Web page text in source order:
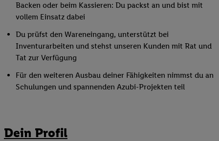
Backen oder beim Kassieren: Du packst an und bist mit
vollem Einsatz dabei
Du prüfst den Wareneingang, unterstützt bei
Inventurarbeiten und stehst unseren Kunden mit Rat und
Tat zur Verfügung
Für den weiteren Ausbau deiner Fähigkeiten nimmst du an
Schulungen und spannenden Azubi-Projekten teil
Dein Profil